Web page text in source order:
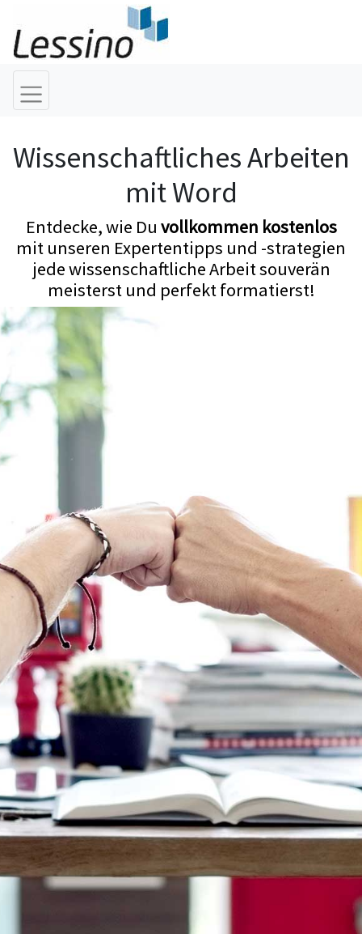
Wissenschaftliches Arbeiten
mit Word
Entdecke, wie Du vollkommen kostenlos
mit unseren Expertentipps und -strategien
jede wissenschaftliche Arbeit souverän
meisterst und perfekt formatierst!